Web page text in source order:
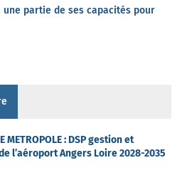
partie de ses capacités pour
METROPOLE : DSP gestion et
l’aéroport Angers Loire 2028-2035